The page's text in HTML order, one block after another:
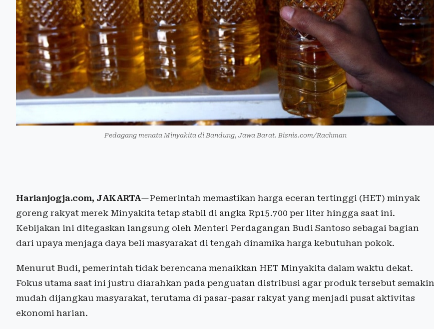
Pedagang menata Minyakita di Bandung, Jawa Barat. Bisnis.com/Rachman
Harianjogja.com, JAKARTA—Pemerintah memastikan harga eceran tertinggi (HET) minyak
goreng rakyat merek Minyakita tetap stabil di angka Rp15.700 per liter hingga saat ini.
Kebijakan ini ditegaskan langsung oleh Menteri Perdagangan Budi Santoso sebagai bagian
dari upaya menjaga daya beli masyarakat di tengah dinamika harga kebutuhan pokok.
Menurut Budi, pemerintah tidak berencana menaikkan HET Minyakita dalam waktu dekat.
Fokus utama saat ini justru diarahkan pada penguatan distribusi agar produk tersebut semakin
mudah dijangkau masyarakat, terutama di pasar-pasar rakyat yang menjadi pusat aktivitas
ekonomi harian.